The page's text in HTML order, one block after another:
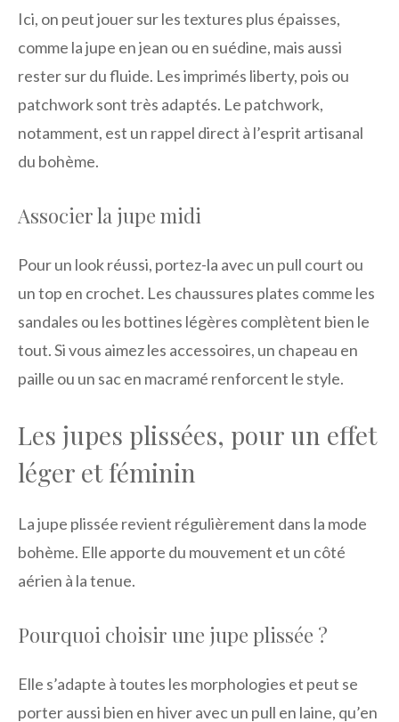
Ici, on peut jouer sur les textures plus épaisses,
comme la jupe en jean ou en suédine, mais aussi
rester sur du fluide. Les imprimés liberty, pois ou
patchwork sont très adaptés. Le patchwork,
notamment, est un rappel direct à l’esprit artisanal
du bohème.
Associer la jupe midi
Pour un look réussi, portez-la avec un pull court ou
un top en crochet. Les chaussures plates comme les
sandales ou les bottines légères complètent bien le
tout. Si vous aimez les accessoires, un chapeau en
paille ou un sac en macramé renforcent le style.
Les jupes plissées, pour un effet
léger et féminin
La jupe plissée revient régulièrement dans la mode
bohème. Elle apporte du mouvement et un côté
aérien à la tenue.
Pourquoi choisir une jupe plissée ?
Elle s’adapte à toutes les morphologies et peut se
porter aussi bien en hiver avec un pull en laine, qu’en